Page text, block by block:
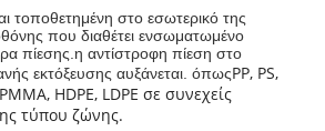
υφαντικό-μαύρο χρώμα
το δίχτυ και το μέγεθος, μπορούμε
κάνουμε οποιοδήποτε ειδικό αίτημα.
τοποθετημένη στο εσωτερικό της
που διαθέτει ενσωματωμένο
πίεσης.η αντίστροφη πίεση στο
εκτόξευσης αυξάνεται. όπωςPP, PS,
HDPE, LDPE σε συνεχείς
τύπου ζώνης.